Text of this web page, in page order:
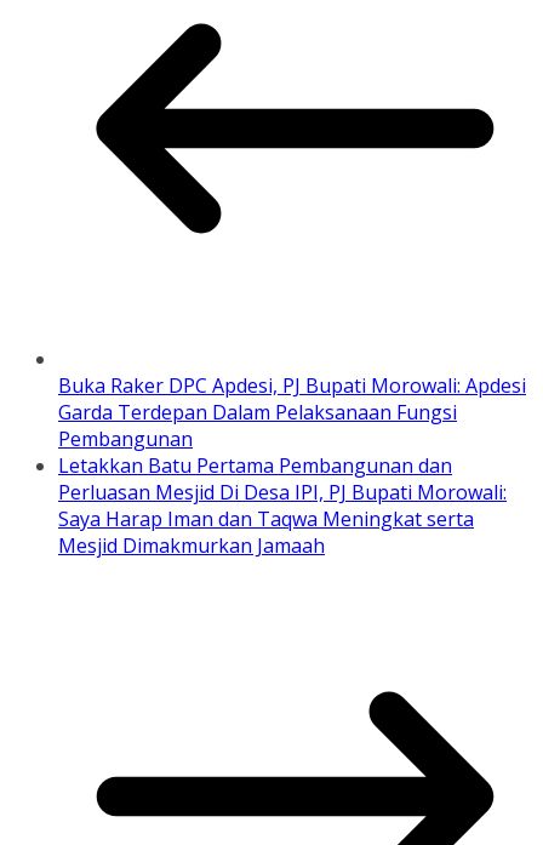
Buka Raker DPC Apdesi, PJ Bupati Morowali: Apdesi
Garda Terdepan Dalam Pelaksanaan Fungsi
Pembangunan
Letakkan Batu Pertama Pembangunan dan
Perluasan Mesjid Di Desa IPI, PJ Bupati Morowali:
Saya Harap Iman dan Taqwa Meningkat serta
Mesjid Dimakmurkan Jamaah